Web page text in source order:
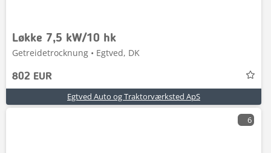
Løkke 7,5 kW/10 hk
Getreidetrocknung • Egtved, DK
802 EUR
Egtved Auto og Traktorværksted ApS
6